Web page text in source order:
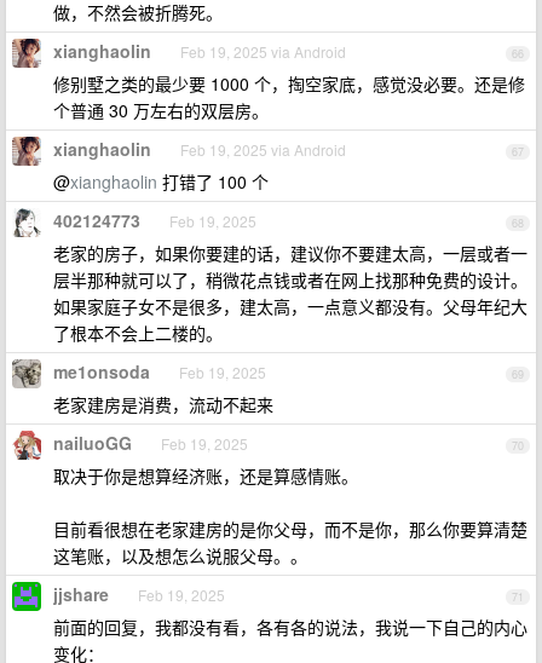
做，不然会被折腾死。
66
xianghaolin Feb 19, 2025 via Android
修别墅之类的最少要 1000 个，掏空家底，感觉没必要。还是修
个普通 30 万左右的双层房。
67
xianghaolin Feb 19, 2025 via Android
@xianghaolin 打错了 100 个
68
402124773 Feb 19, 2025
老家的房子，如果你要建的话，建议你不要建太高，一层或者一
层半那种就可以了，稍微花点钱或者在网上找那种免费的设计。
如果家庭子女不是很多，建太高，一点意义都没有。父母年纪大
了根本不会上二楼的。
69
me1onsoda Feb 19, 2025
老家建房是消费，流动不起来
70
nailuoGG Feb 19, 2025
取决于你是想算经济账，还是算感情账。
目前看很想在老家建房的是你父母，而不是你，那么你要算清楚
这笔账，以及想怎么说服父母。。
71
jjshare Feb 19, 2025
前面的回复，我都没有看，各有各的说法，我说一下自己的内心
变化：